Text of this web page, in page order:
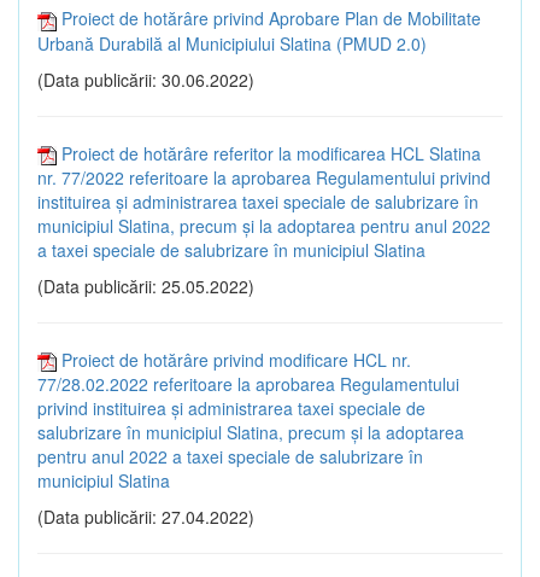
Proiect de hotărâre privind Aprobare Plan de Mobilitate
Urbană Durabilă al Municipiului Slatina (PMUD 2.0)
(Data publicării: 30.06.2022)
Proiect de hotărâre referitor la modificarea HCL Slatina
nr. 77/2022 referitoare la aprobarea Regulamentului privind
instituirea și administrarea taxei speciale de salubrizare în
municipiul Slatina, precum și la adoptarea pentru anul 2022
a taxei speciale de salubrizare în municipiul Slatina
(Data publicării: 25.05.2022)
Proiect de hotărâre privind modificare HCL nr.
77/28.02.2022 referitoare la aprobarea Regulamentului
privind instituirea și administrarea taxei speciale de
salubrizare în municipiul Slatina, precum și la adoptarea
pentru anul 2022 a taxei speciale de salubrizare în
municipiul Slatina
(Data publicării: 27.04.2022)